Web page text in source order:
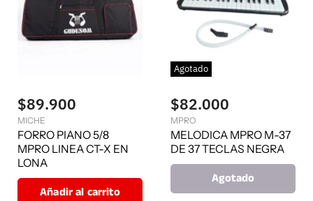
$89.900
MICHE
FORRO PIANO 5/8
MPRO LINEA CT-X EN
LONA
Añadir al carrito
Agotado
$82.000
MPRO
MELODICA MPRO M-37
DE 37 TECLAS NEGRA
Agotado